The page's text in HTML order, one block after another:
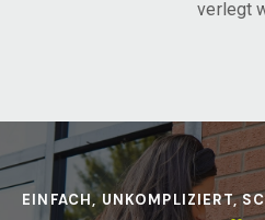
verlegt
EINFACH, UNKOMPLIZIERT,